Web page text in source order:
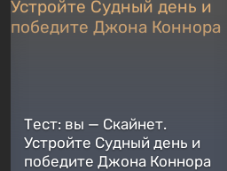
Тест: вы — Скайнет.
Устройте Судный день и
победите Джона Коннора